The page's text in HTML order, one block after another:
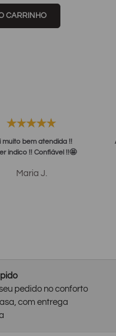
CARRINHO
muito bem atendida !!
indico !! Confiável !!🤩
Maria J.
pedido no conforto
com entrega